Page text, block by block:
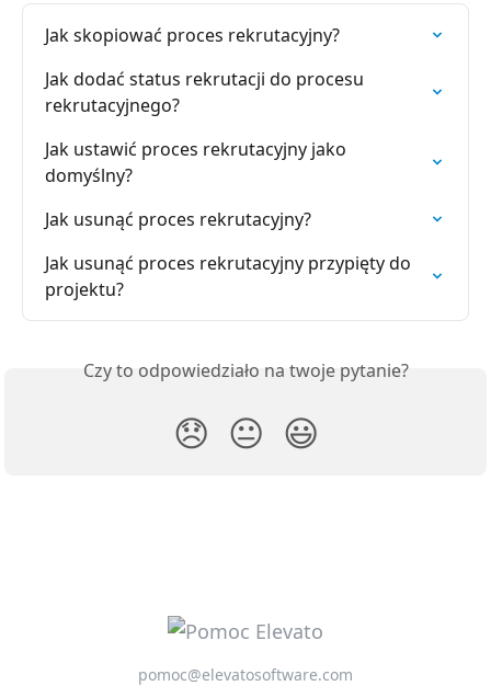
Jak skopiować proces rekrutacyjny?
Jak dodać status rekrutacji do procesu
rekrutacyjnego?
Jak ustawić proces rekrutacyjny jako
domyślny?
Jak usunąć proces rekrutacyjny?
Jak usunąć proces rekrutacyjny przypięty do
projektu?
Czy to odpowiedziało na twoje pytanie?
😞 😐 😃
pomoc@elevatosoftware.com